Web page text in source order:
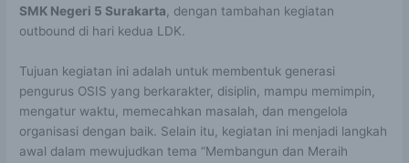
SMK Negeri 5 Surakarta, dengan tambahan kegiatan
outbound di hari kedua LDK.
Tujuan kegiatan ini adalah untuk membentuk generasi
pengurus OSIS yang berkarakter, disiplin, mampu memimpin,
mengatur waktu, memecahkan masalah, dan mengelola
organisasi dengan baik. Selain itu, kegiatan ini menjadi langkah
awal dalam mewujudkan tema “Membangun dan Meraih